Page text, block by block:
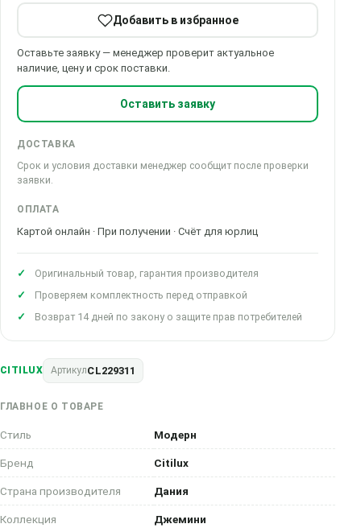
CITILUX АртикулCL229311
ГЛАВНОЕ О ТОВАРЕ
Стиль Модерн
Бренд Citilux
Страна производителя Дания
Коллекция Джемини
Добавить в избранное
Оставьте заявку — менеджер проверит актуальное
наличие, цену и срок поставки.
Оставить заявку
ДОСТАВКА
Срок и условия доставки менеджер сообщит после проверки
заявки.
ОПЛАТА
Картой онлайн · При получении · Счёт для юрлиц
Оригинальный товар, гарантия производителя
Проверяем комплектность перед отправкой
Возврат 14 дней по закону о защите прав потребителей